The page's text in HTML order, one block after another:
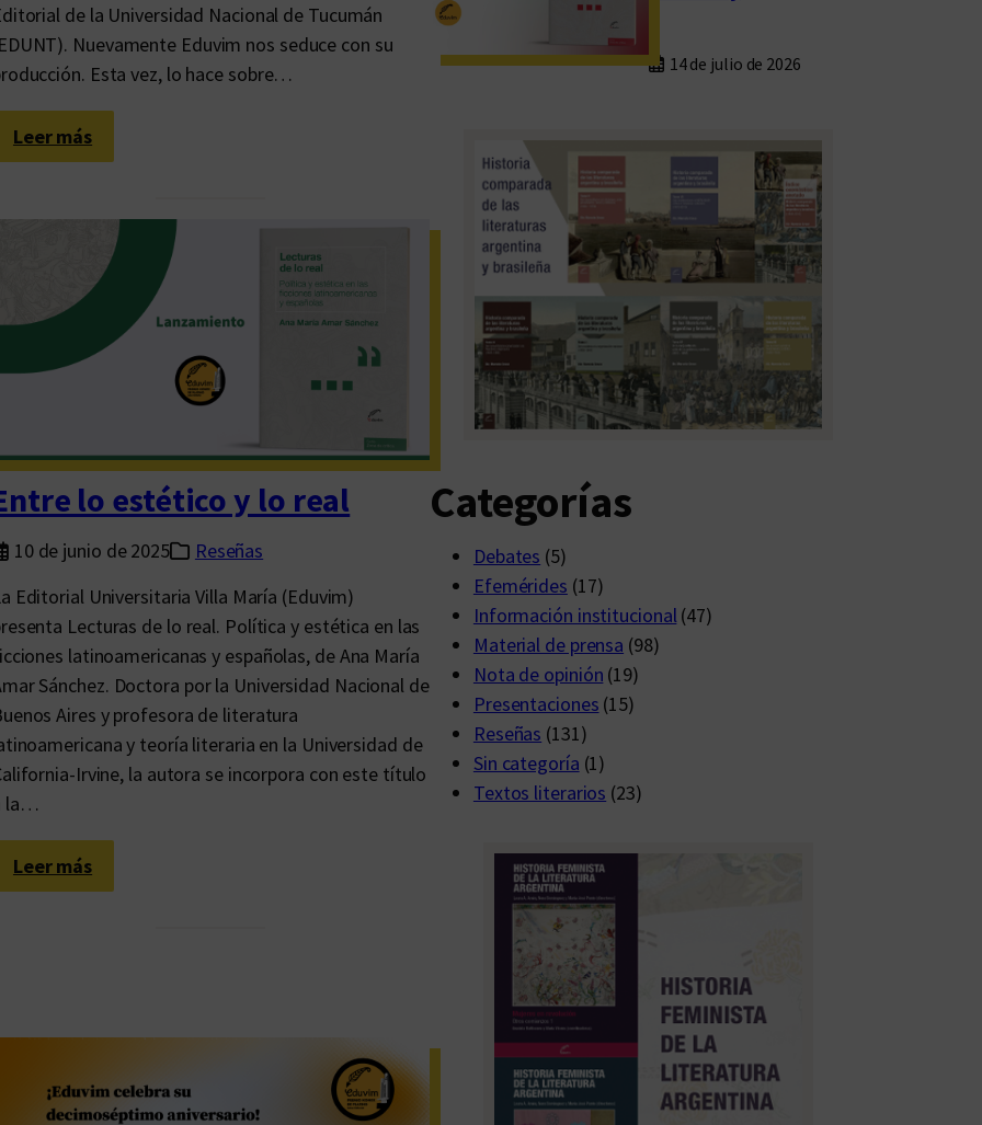
L
i
b
r
e
n
v
i
t
r
i
a
E
d
i
t
h
de la Universidad Nacional de Tucumán
Nuevamente Eduvim nos seduce con su
Esta vez, lo hace sobre…
Leer más:
L
u
a
n
y
s
u
i
b
r
o
d
e
a
t
o
n
g
lo estético y lo real
10 de junio de 2025
Reseñas
Editorial Universitaria Villa María (Eduvim)
Lecturas de lo real. Política y estética en las
latinoamericanas y españolas, de Ana María
Sánchez. Doctora por la Universidad Nacional de
Aires y profesora de literatura
y teoría literaria en la Universidad de
Irvine, la autora se incorpora con este título
la…
Leer más:
E
l
e
14 de julio de 2026
Categorías
Debates (5)
Efemérides (17)
Información institucional(47)
Material de prensa (98)
Nota de opinión (19)
Presentaciones (15)
Reseñas (131)
Sin categoría (1)
Textos literarios (23)